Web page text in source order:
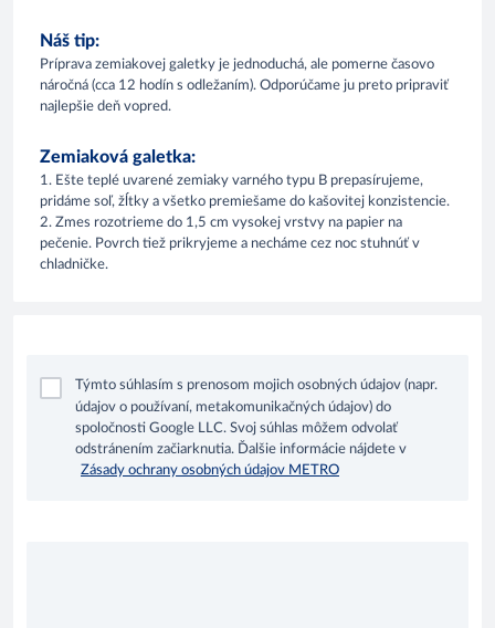
Náš tip:
Príprava zemiakovej galetky je jednoduchá, ale pomerne časovo
náročná (cca 12 hodín s odležaním). Odporúčame ju preto pripraviť
najlepšie deň vopred.
Zemiaková galetka:
1. Ešte teplé uvarené zemiaky varného typu B prepasírujeme,
pridáme soľ, žĺtky a všetko premiešame do kašovitej konzistencie.
2. Zmes rozotrieme do 1,5 cm vysokej vrstvy na papier na
pečenie. Povrch tiež prikryjeme a necháme cez noc stuhnúť v
chladničke.
Týmto súhlasím s prenosom mojich osobných údajov (napr.
údajov o používaní, metakomunikačných údajov) do
spoločnosti Google LLC. Svoj súhlas môžem odvolať
odstránením začiarknutia. Ďalšie informácie nájdete v
Zásady ochrany osobných údajov METRO